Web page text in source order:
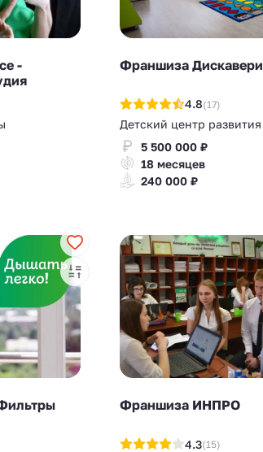
-
Франшиза Дискавери
4.8(17)
Детский центр развития
5 500 000 ₽
18 месяцев
240 000 ₽
Франшиза ИНПРО
4.3(15)